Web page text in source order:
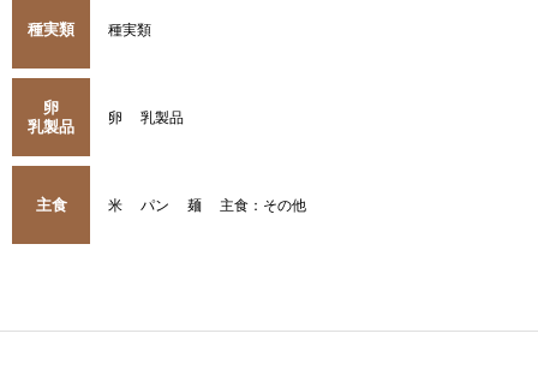
種実類 種実類
卵
乳製品
卵 乳製品
主食 米 パン 麺 主食：その他